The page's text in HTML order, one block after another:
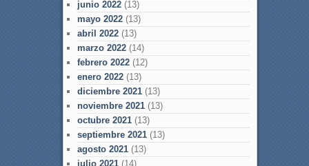
junio 2022(13)
mayo 2022(13)
abril 2022(13)
marzo 2022(14)
febrero 2022(12)
enero 2022(13)
diciembre 2021(13)
noviembre 2021(13)
octubre 2021(13)
septiembre 2021(13)
agosto 2021(13)
julio 2021(14)